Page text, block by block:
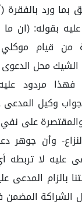
بما ورد
بقوله: (ان
من قيام
الشيك محل الدعوى
فهذا مردود
وكيل المدعى
على
وأن جوهر
عليه لا تربطه
بالزام المدعى
الشراكة